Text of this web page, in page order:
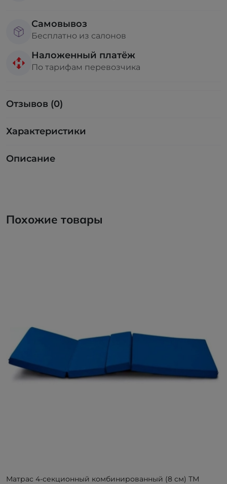
Самовывоз
Бесплатно из салонов
Наложенный платёж
По тарифам перевозчика
Отзывов (0)
Характеристики
Описание
Похожие товары
Матрас 4-секционный комбинированный (8 см) ТМ